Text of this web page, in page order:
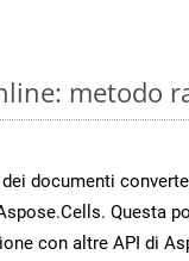
metodo
documenti
Questa
con altre API di